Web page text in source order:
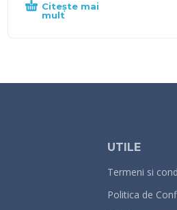
Citește mai
mult
UTILE
Termeni si
Politica de